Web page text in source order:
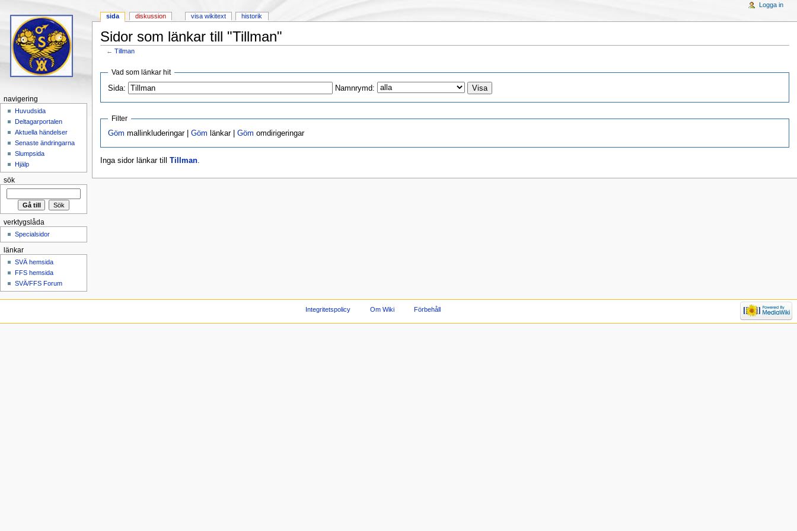
Sidor som länkar till "Tillman"
←Tillman
Vad som länkar hit
Sida:
Namnrymd:
Filter
Göm mallinkluderingar |Göm länkar |Göm omdirigeringar
Inga sidor länkar till Tillman.
sida diskussion visa wikitext historik
Logga in
navigering
Huvudsida
Deltagarportalen
Aktuella händelser
Senaste ändringarna
Slumpsida
Hjälp
sök
verktygslåda
Specialsidor
länkar
SVÄ hemsida
FFS hemsida
SVÄ/FFS Forum
Integritetspolicy Om Wiki Förbehåll